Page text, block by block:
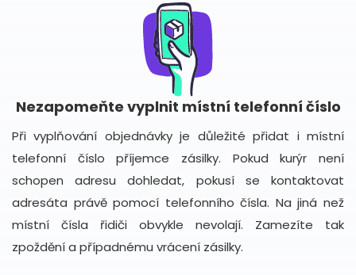
Nezapomeňte vyplnit místní telefonní číslo
Při vyplňování objednávky je důležité přidat i místní
telefonní číslo příjemce zásilky. Pokud kurýr není
schopen adresu dohledat, pokusí se kontaktovat
adresáta právě pomocí telefonního čísla. Na jiná než
místní čísla řidiči obvykle nevolají. Zamezíte tak
zpoždění a případnému vrácení zásilky.